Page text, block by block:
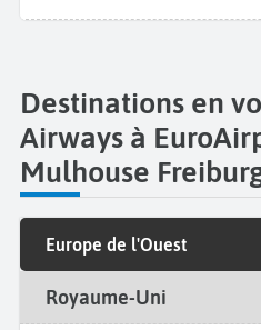
Destinations en
Airways à
Mulhouse
Europe de l'Ouest
Royaume-Uni